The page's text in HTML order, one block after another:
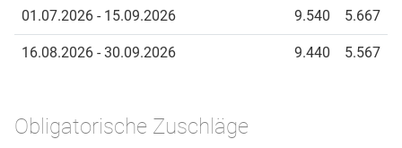
01.07.2026 - 15.09.2026 9.540 5.667
16.08.2026 - 30.09.2026 9.440 5.567
Obligatorische Zuschläge